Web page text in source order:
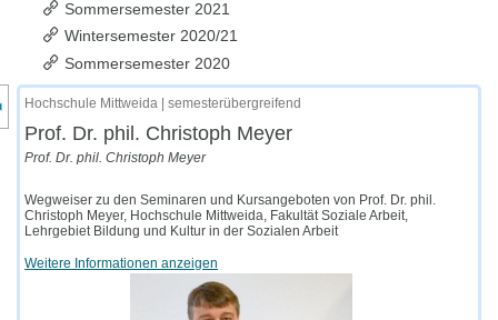
Sommersemester 2021
Wintersemester 2020/21
Sommersemester 2020
des Kursmenüs
Hochschule Mittweida | semesterübergreifend
Prof. Dr. phil. Christoph Meyer
Prof. Dr. phil. Christoph Meyer
Wegweiser zu den Seminaren und Kursangeboten von Prof. Dr. phil.
Christoph Meyer, Hochschule Mittweida, Fakultät Soziale Arbeit,
Lehrgebiet Bildung und Kultur in der Sozialen Arbeit
Weitere Informationen anzeigen